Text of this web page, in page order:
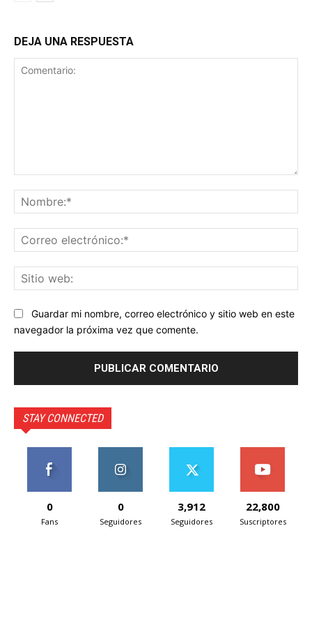
DEJA UNA RESPUESTA
Guardar mi nombre, correo electrónico y sitio web en este
navegador la próxima vez que comente.
STAY CONNECTED
0
Fans
0
Seguidores
3,912
Seguidores
22,800
Suscriptores